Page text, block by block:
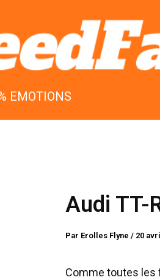
EMOTIONS
Audi TT-
Par Erolles Flyne / 20
Comme toutes les